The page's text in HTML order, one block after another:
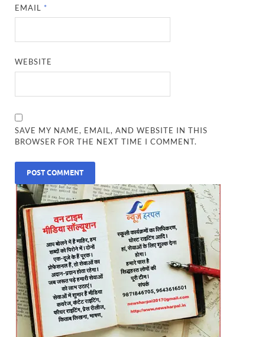
EMAIL *
WEBSITE
SAVE MY NAME, EMAIL, AND WEBSITE IN THIS
BROWSER FOR THE NEXT TIME I COMMENT.